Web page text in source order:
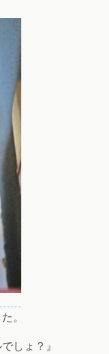
。
しょ？』